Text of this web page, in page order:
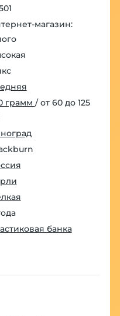
магазин:
грамм / от 60 до 125
банка